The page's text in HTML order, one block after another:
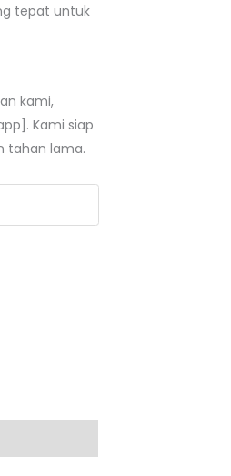
tepat untuk
kami,
Kami siap
tahan lama.